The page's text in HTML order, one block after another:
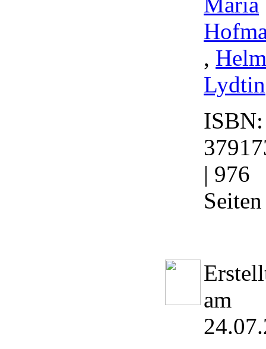
,
Lydtin
ISBN:
| 976
Seiten
am